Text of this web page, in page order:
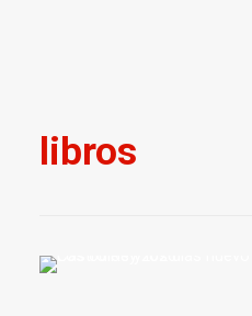
libros